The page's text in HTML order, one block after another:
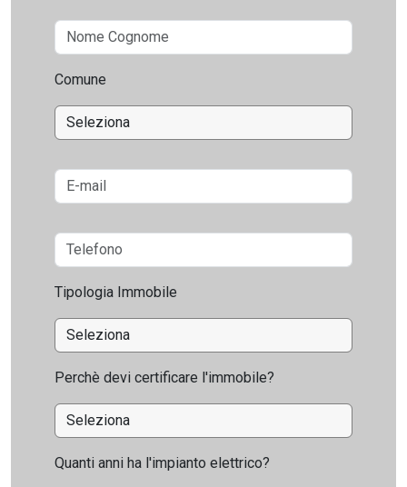
Comune
Tipologia Immobile
Perchè devi certificare l'immobile?
Quanti anni ha l'impianto elettrico?